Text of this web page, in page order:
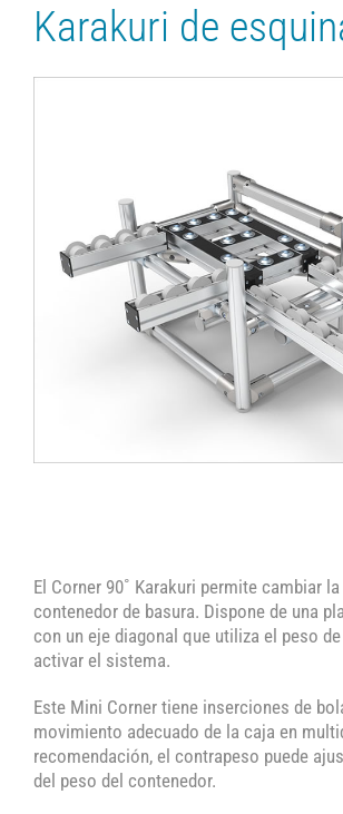
Karakuri de
El Corner 90˚ Karakuri permite cambiar
contenedor de basura. Dispone de una
con un eje diagonal que utiliza el peso
activar el sistema.
Este Mini Corner tiene inserciones de
movimiento adecuado de la caja en
recomendación, el contrapeso puede
del peso del contenedor.